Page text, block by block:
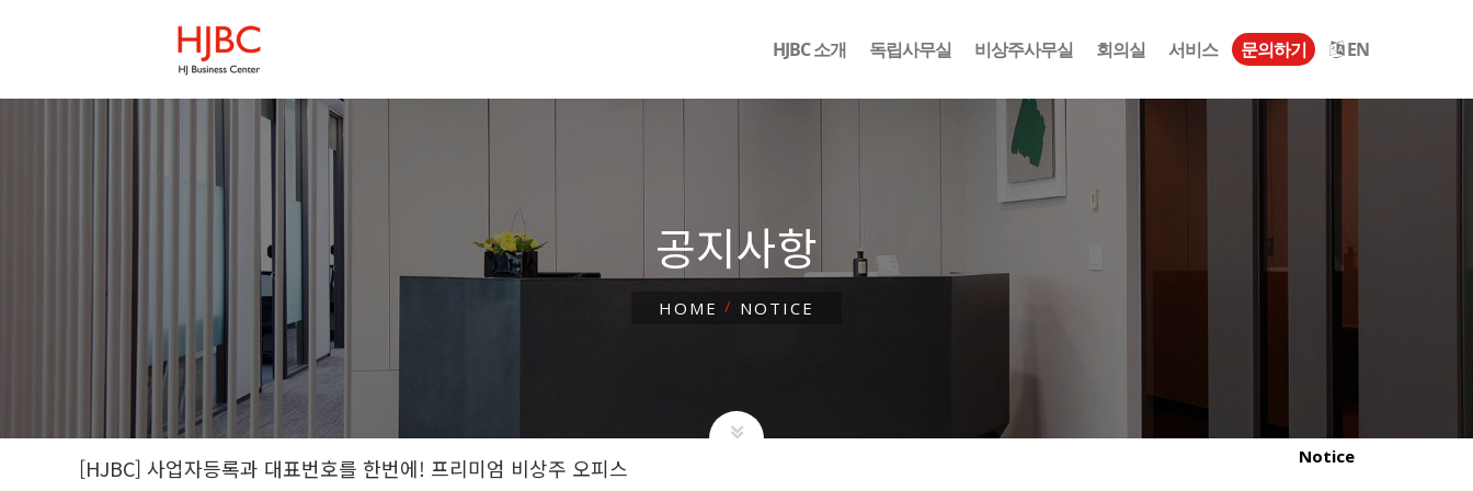
HJBC 소개 독립사무실 비상주사무실 회의실 서비스 문의하기 EN
공지사항
HOME NOTICE
Notice
[HJBC] 사업자등록과 대표번호를 한번에! 프리미엄 비상주 오피스